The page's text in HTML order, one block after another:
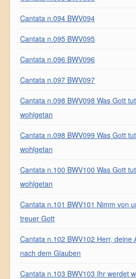
Cantata n.094 BWV094
Cantata n.095 BWV095
Cantata n.096 BWV096
Cantata n.097 BWV097
Cantata n.098 BWV098 Was Gott
wohlgetan
Cantata n.098 BWV099 Was Gott
wohlgetan
Cantata n.100 BWV100 Was Gott
wohlgetan
Cantata n.101 BWV101 Nimm von
treuer Gott
Cantata n.102 BWV102 Herr, deine
nach dem Glauben
Cantata n.103 BWV103 Ihr werdet